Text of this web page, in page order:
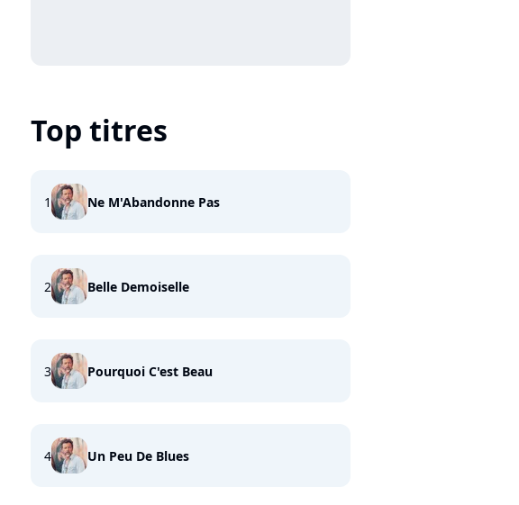
Top titres
1 Ne M'Abandonne Pas
2 Belle Demoiselle
3 Pourquoi C'est Beau
4 Un Peu De Blues